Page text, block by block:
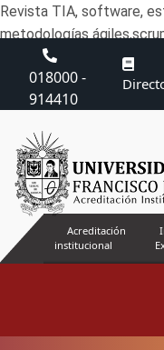
Revista TIA, software,
metodologías
018000 -
914410
Acreditación
institucional